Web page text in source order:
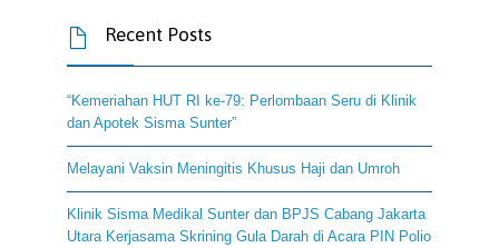
 Recent Posts
“Kemeriahan HUT RI ke-79: Perlombaan Seru di Klinik
dan Apotek Sisma Sunter”
Melayani Vaksin Meningitis Khusus Haji dan Umroh
Klinik Sisma Medikal Sunter dan BPJS Cabang Jakarta
Utara Kerjasama Skrining Gula Darah di Acara PIN Polio